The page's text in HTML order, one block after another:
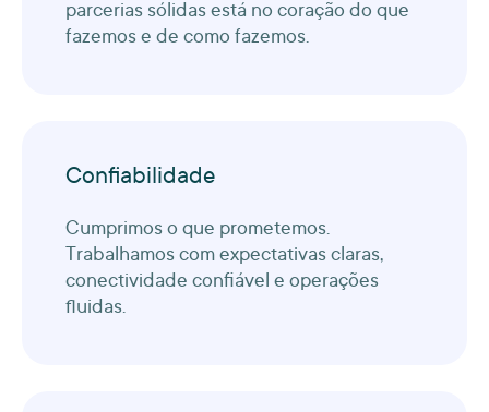
parcerias sólidas está no coração do que
fazemos e de como fazemos.
Confiabilidade
Cumprimos o que prometemos.
Trabalhamos com expectativas claras,
conectividade confiável e operações
fluidas.